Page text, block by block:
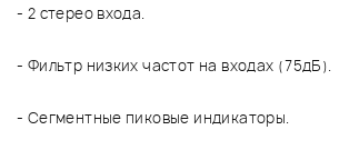
- 2 стерео входа.
- Фильтр низких частот на входах (75дБ).
- Сегментные пиковые индикаторы.